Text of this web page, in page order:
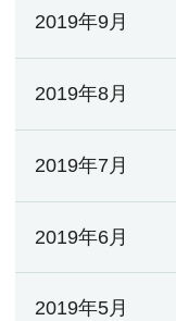
2019年9月
2019年8月
2019年7月
2019年6月
2019年5月